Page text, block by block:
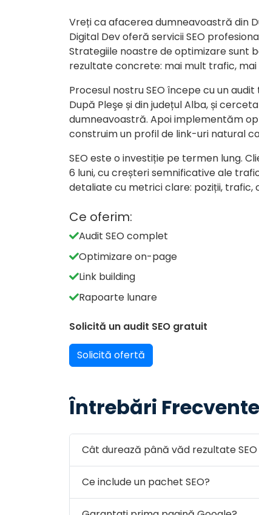
Vreți ca afacerea dumneavoastră din
Digital Dev oferă servicii SEO
Strategiile noastre de optimizare sunt
rezultate concrete: mai mult trafic, mai
Procesul nostru SEO începe cu un
După Pleşe și din județul Alba, și
dumneavoastră. Apoi implementăm
construim un profil de link-uri natural
SEO este o investiție pe termen lung.
6 luni, cu creșteri semnificative ale
detaliate cu metrici clare: poziții, trafic,
Ce oferim:
Audit SEO complet
Optimizare on-page
Link building
Rapoarte lunare
Solicită un audit SEO gratuit
Solicită ofertă
Întrebări
Cât durează până văd rezultate SEO
Ce include un pachet SEO?